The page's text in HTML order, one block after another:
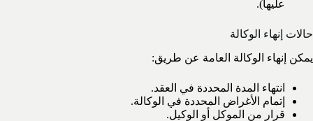
عليها).
حالات إنهاء الوكالة
يمكن إنهاء الوكالة العامة عن طريق:
انتهاء المدة المحددة في العقد.
إتمام الأغراض المحددة في الوكالة.
قرار من الموكل أو الوكيل.